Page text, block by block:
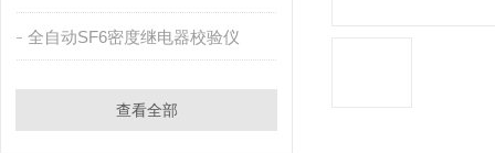
全自动SF6密度继电器校验仪
查看全部